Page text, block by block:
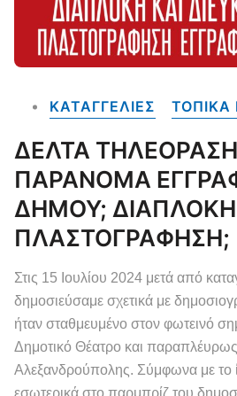
ΚΑΤΑΓΓΕΛΙΕΣ ΤΟΠΙΚΑ
ΔΕΛΤΑ ΤΗΛΕΟΡΑΣΗ |
ΠΑΡΑΝΟΜΑ
ΔΗΜΟΥ;
ΠΛΑΣΤΟΓΡΑΦΗΣΗ;
Στις 15 Ιουλίου 2024 μετά από
δημοσιεύσαμε σχετικά με
ήταν σταθμευμένο στον φωτεινό
Δημοτικό Θέατρο και
Αλεξανδρούπολης. Σύμφωνα με το
εσωτερικά στο παρμπρίζ του